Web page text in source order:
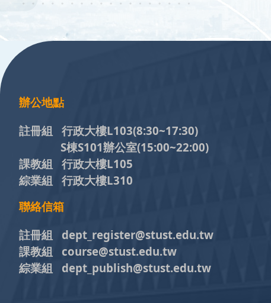
:::
辦公地點
註冊組 行政大樓L103(8:30~17:30)
S棟S101辦公室(15:00~22:00)
課教組 行政大樓L105
綜業組 行政大樓L310
聯絡信箱
註冊組 dept_register@stust.edu.tw
課教組 course@stust.edu.tw
綜業組 dept_publish@stust.edu.tw